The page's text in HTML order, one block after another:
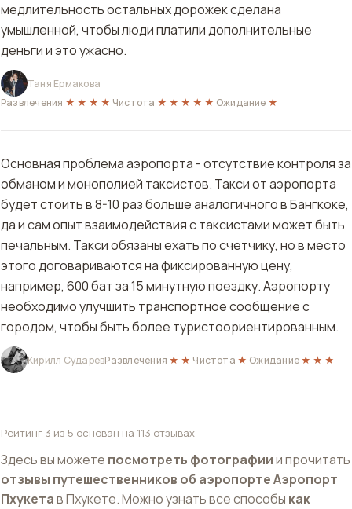
медлительность остальных дорожек сделана
умышленной, чтобы люди платили дополнительные
деньги и это ужасно.
Таня Ермакова
Развлечения ★★★★ Чистота ★★★★★ Ожидание ★
Основная проблема аэропорта - отсутствие контроля за
обманом и монополией таксистов. Такси от аэропорта
будет стоить в 8-10 раз больше аналогичного в Бангкоке,
да и сам опыт взаимодействия с таксистами может быть
печальным. Такси обязаны ехать по счетчику, но в место
этого договариваются на фиксированную цену,
например, 600 бат за 15 минутную поездку. Аэропорту
необходимо улучшить транспортное сообщение с
городом, чтобы быть более туристоориентированным.
Кирилл СударевРазвлечения ★★ Чистота ★ Ожидание★★★
Рейтинг 3 из 5 основан на 113 отзывах
Здесь вы можете посмотреть фотографиии прочитать
отзывы путешественников об аэропорте Аэропорт
Пхукетав Пхукете. Можно узнать все способы как